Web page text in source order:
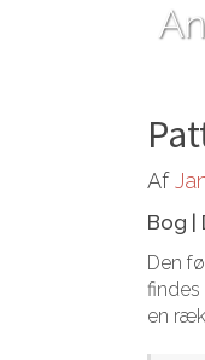
Af
Bog
Den
findes
en